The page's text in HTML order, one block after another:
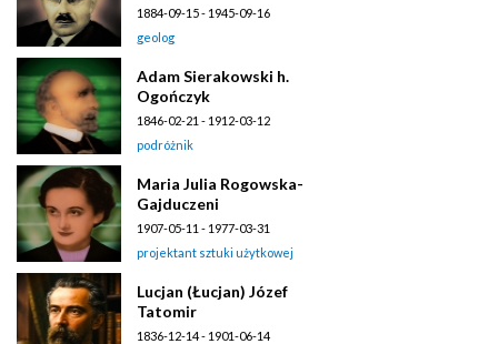
1884-09-15 - 1945-09-16
geolog
Adam Sierakowski h.
Ogończyk
1846-02-21 - 1912-03-12
podróżnik
Maria Julia Rogowska-
Gajduczeni
1907-05-11 - 1977-03-31
projektant sztuki użytkowej
Lucjan (Łucjan) Józef
Tatomir
1836-12-14 - 1901-06-14